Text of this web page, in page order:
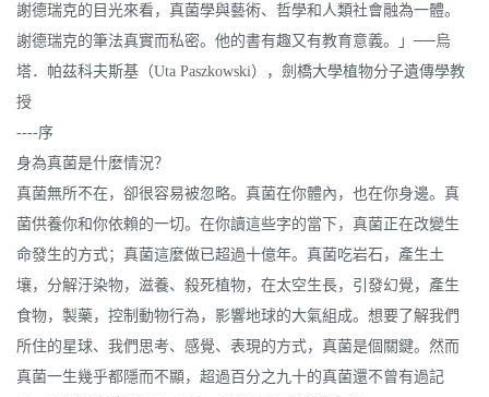
謝德瑞克的目光來看，真菌學與藝術、哲學和人類社會融為一體。
謝德瑞克的筆法真實而私密。他的書有趣又有教育意義。」──烏
塔．帕茲科夫斯基（Uta Paszkowski），劍橋大學植物分子遺傳學教
授
----序
身為真菌是什麼情況？
真菌無所不在，卻很容易被忽略。真菌在你體內，也在你身邊。真
菌供養你和你依賴的一切。在你讀這些字的當下，真菌正在改變生
命發生的方式；真菌這麼做已超過十億年。真菌吃岩石，產生土
壤，分解汙染物，滋養、殺死植物，在太空生長，引發幻覺，產生
食物，製藥，控制動物行為，影響地球的大氣組成。想要了解我們
所住的星球、我們思考、感覺、表現的方式，真菌是個關鍵。然而
真菌一生幾乎都隱而不顯，超過百分之九十的真菌還不曾有過記